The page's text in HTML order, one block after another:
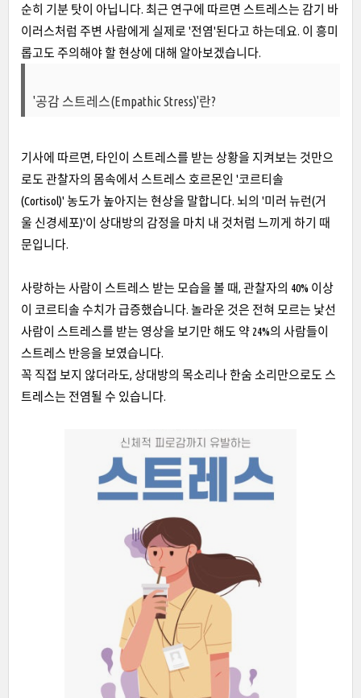
순히 기분 탓이 아닙니다. 최근 연구에 따르면 스트레스는 감기 바
이러스처럼 주변 사람에게 실제로 '전염'된다고 하는데요. 이 흥미
롭고도 주의해야 할 현상에 대해 알아보겠습니다.
'공감 스트레스(Empathic Stress)'란?
기사에 따르면, 타인이 스트레스를 받는 상황을 지켜보는 것만으
로도 관찰자의 몸속에서 스트레스 호르몬인 '코르티솔
(Cortisol)' 농도가 높아지는 현상을 말합니다. 뇌의 '미러 뉴런(거
울 신경세포)'이 상대방의 감정을 마치 내 것처럼 느끼게 하기 때
문입니다.
사랑하는 사람이 스트레스 받는 모습을 볼 때, 관찰자의 40% 이상
이 코르티솔 수치가 급증했습니다. 놀라운 것은 전혀 모르는 낯선
사람이 스트레스를 받는 영상을 보기만 해도 약 24%의 사람들이
스트레스 반응을 보였습니다.
꼭 직접 보지 않더라도, 상대방의 목소리나 한숨 소리만으로도 스
트레스는 전염될 수 있습니다.